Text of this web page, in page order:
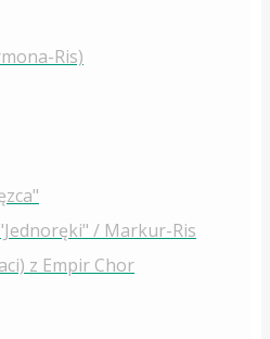
Ris)
/ Markur-Ris
z Empir Chor